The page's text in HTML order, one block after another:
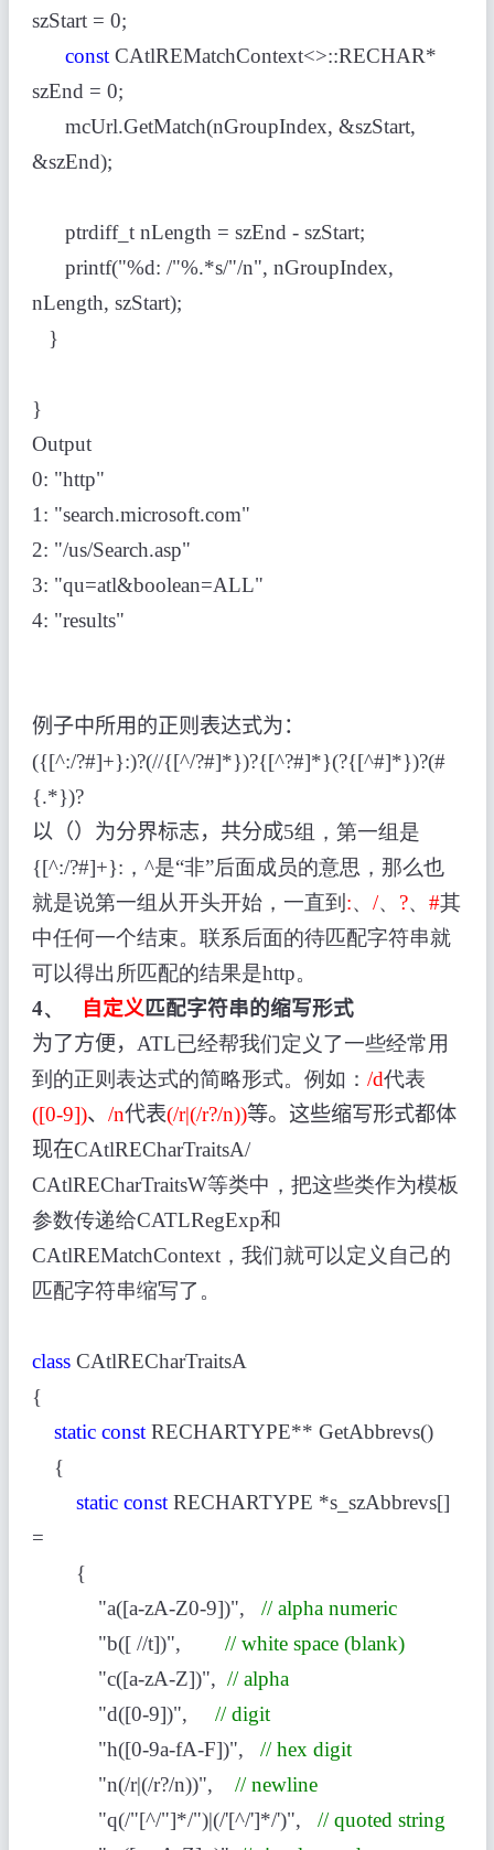
szStart = 0;
constCAtlREMatchContext<>::RECHAR*
szEnd = 0;
mcUrl.GetMatch(nGroupIndex, &szStart,
&szEnd);
ptrdiff_t nLength = szEnd - szStart;
printf("%d: /"%.*s/"/n", nGroupIndex,
nLength, szStart);
}
}
Output
0: "http"
1: "search.microsoft.com"
2: "/us/Search.asp"
3: "qu=atl&boolean=ALL"
4: "results"
例子中所用的正则表达式为：
({[^:/?#]+}:)?(//{[^/?#]*})?{[^?#]*}(?{[^#]*})?(#
{.*})?
以（）为分界标志，共分成5组，第一组是
{[^:/?#]+}:，^是“非”后面成员的意思，那么也
就是说第一组从开头开始，一直到 :、 /、 ?、 #其
中任何一个结束。联系后面的待匹配字符串就
可以得出所匹配的结果是http。
4、
自定义 匹配字符串的缩写形式
为了方便， ATL已经帮我们定义了一些经常用
到的正则表达式的简略形式。例如： /d代表
([0-9])、 /n代表(/r|(/r?/n))等。这些缩写形式都体
现在CAtlRECharTraitsA/
CAtlRECharTraitsW等类中，把这些类作为模板
参数传递给CATLRegExp和
CAtlREMatchContext，我们就可以定义自己的
匹配字符串缩写了。
classCAtlRECharTraitsA
{
static constRECHARTYPE** GetAbbrevs()
{
static constRECHARTYPE *s_szAbbrevs[]
=
{
"a([a-zA-Z0-9])",
// alpha numeric
"b([ //t])",
// white space (blank)
"c([a-zA-Z])", // alpha
"d([0-9])",
// digit
"h([0-9a-fA-F])",
// hex digit
"n(/r|(/r?/n))",
// newline
"q(/"[^/"]*/")|(/'[^/']*/')",
// quoted string